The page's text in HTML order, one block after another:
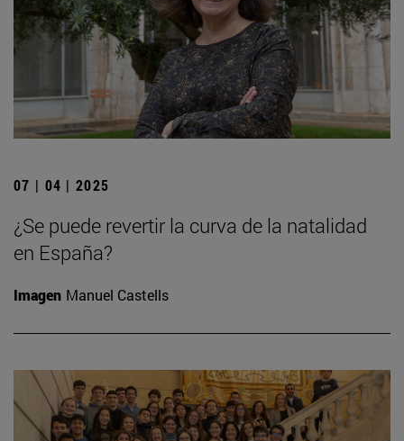
07 | 04 | 2025
¿Se puede revertir la curva de la natalidad
en España?
Imagen Manuel Castells